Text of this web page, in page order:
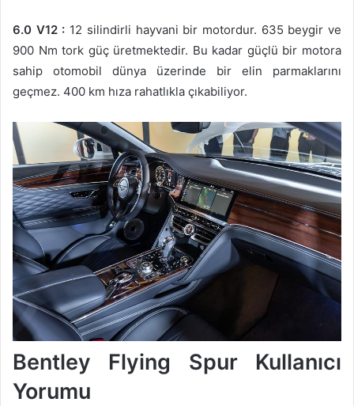
6.0 V12 : 12 silindirli hayvani bir motordur. 635 beygir ve
900 Nm tork güç üretmektedir. Bu kadar güçlü bir motora
sahip otomobil dünya üzerinde bir elin parmaklarını
geçmez. 400 km hıza rahatlıkla çıkabiliyor.
Bentley Flying Spur Kullanıcı
Yorumu